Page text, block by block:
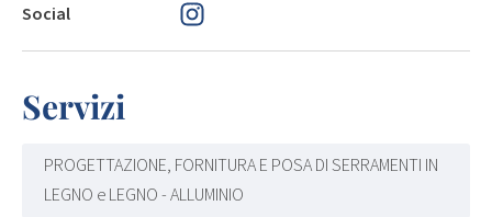
Social
Servizi
PROGETTAZIONE, FORNITURA E POSA DI SERRAMENTI IN
LEGNO e LEGNO - ALLUMINIO